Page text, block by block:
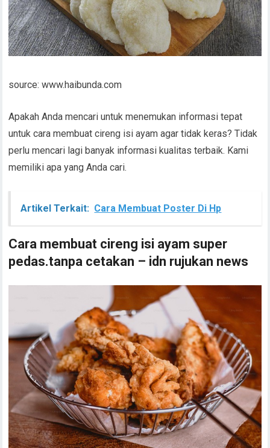
source: www.haibunda.com
Apakah Anda mencari untuk menemukan informasi tepat
untuk cara membuat cireng isi ayam agar tidak keras? Tidak
perlu mencari lagi banyak informasi kualitas terbaik. Kami
memiliki apa yang Anda cari.
Artikel Terkait: Cara Membuat Poster Di Hp
Cara membuat cireng isi ayam super
pedas.tanpa cetakan – idn rujukan news